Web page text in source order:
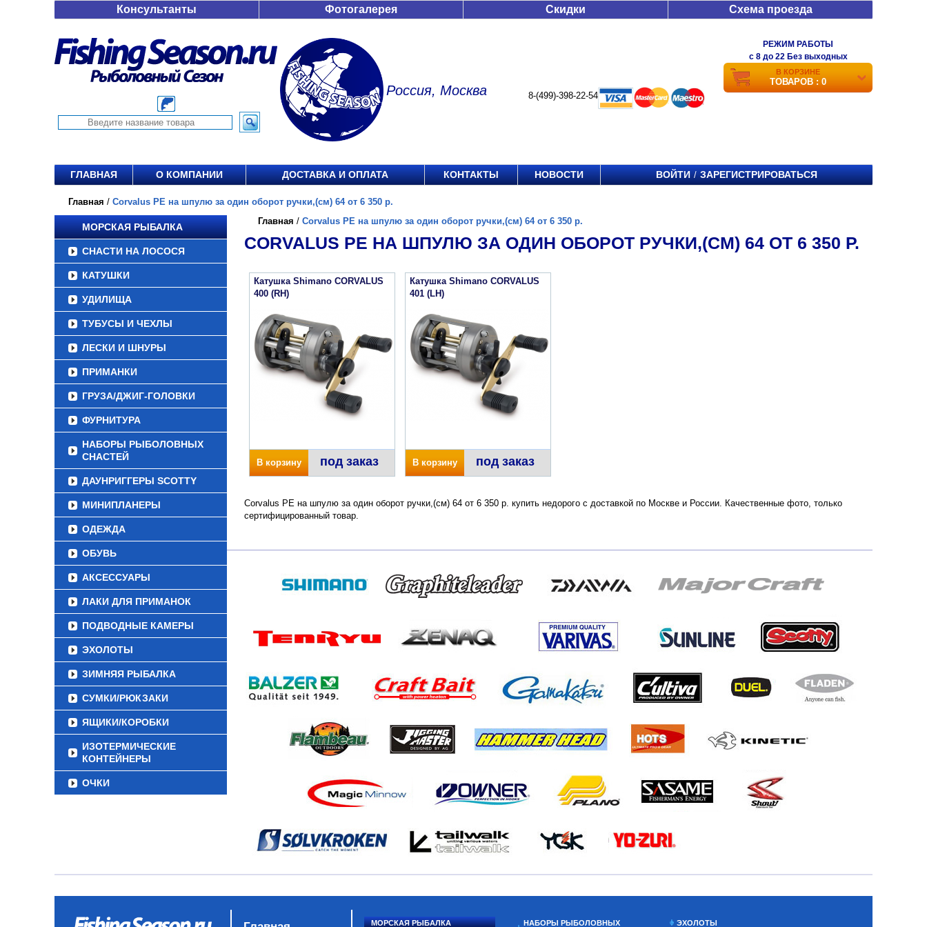
Консультанты Фотогалерея Скидки Схема проезда
Россия, Москва 8-(499)-398-22-54
РЕЖИМ РАБОТЫ
c 8 до 22 Без выходных
В КОРЗИНЕ
ТОВАРОВ : 0
ГЛАВНАЯ О КОМПАНИИ ДОСТАВКА И ОПЛАТА КОНТАКТЫ НОВОСТИ ВОЙТИ / ЗАРЕГИСТРИРОВАТЬСЯ
Главная / Corvalus PE на шпулю за один оборот ручки,(см) 64 от 6 350 р.
МОРСКАЯ РЫБАЛКА
СНАСТИ НА ЛОСОСЯ
КАТУШКИ
УДИЛИЩА
ТУБУСЫ И ЧЕХЛЫ
ЛЕСКИ И ШНУРЫ
ПРИМАНКИ
ГРУЗА/ДЖИГ-ГОЛОВКИ
ФУРНИТУРА
НАБОРЫ РЫБОЛОВНЫХ
СНАСТЕЙ
ДАУНРИГГЕРЫ SCOTTY
МИНИПЛАНЕРЫ
ОДЕЖДА
ОБУВЬ
АКСЕССУАРЫ
ЛАКИ ДЛЯ ПРИМАНОК
ПОДВОДНЫЕ КАМЕРЫ
ЭХОЛОТЫ
ЗИМНЯЯ РЫБАЛКА
СУМКИ/РЮКЗАКИ
ЯЩИКИ/КОРОБКИ
ИЗОТЕРМИЧЕСКИЕ
КОНТЕЙНЕРЫ
ОЧКИ
Главная / Corvalus PE на шпулю за один оборот ручки,(см) 64 от 6 350 р.
CORVALUS PE НА ШПУЛЮ ЗА ОДИН ОБОРОТ РУЧКИ,(СМ) 64 ОТ 6 350 Р.
Катушка Shimano CORVALUS
400 (RH)
В корзину под заказ
Катушка Shimano CORVALUS
401 (LH)
В корзину под заказ
Corvalus PE на шпулю за один оборот ручки,(см) 64 от 6 350 р. купить недорого с доставкой по Москве и России. Качественные фото, только
сертифицированный товар.
МОРСКАЯ РЫБАЛКА НАБОРЫ РЫБОЛОВНЫХ ЭХОЛОТЫ